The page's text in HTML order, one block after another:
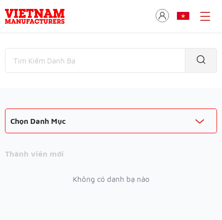
Chọn Danh Mục
Thành viên mới
Không có danh bạ nào